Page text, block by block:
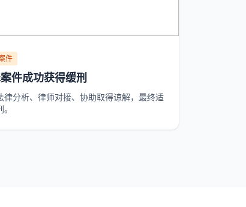
件
件成功获得缓刑
律分析、律师对接、协助取得谅解，最终适